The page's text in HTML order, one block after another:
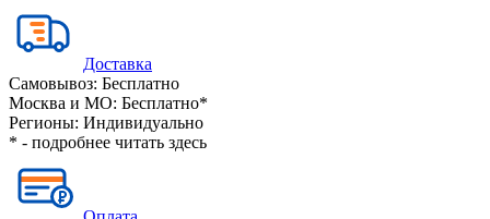
Доставка
Самовывоз: Бесплатно
Москва и МО: Бесплатно*
Регионы: Индивидуально
* - подробнее читать здесь